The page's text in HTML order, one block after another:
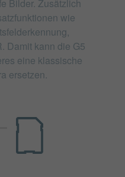
Bilder. Zusätzlich
wie
Damit kann die G5
eine klassische
ersetzen.